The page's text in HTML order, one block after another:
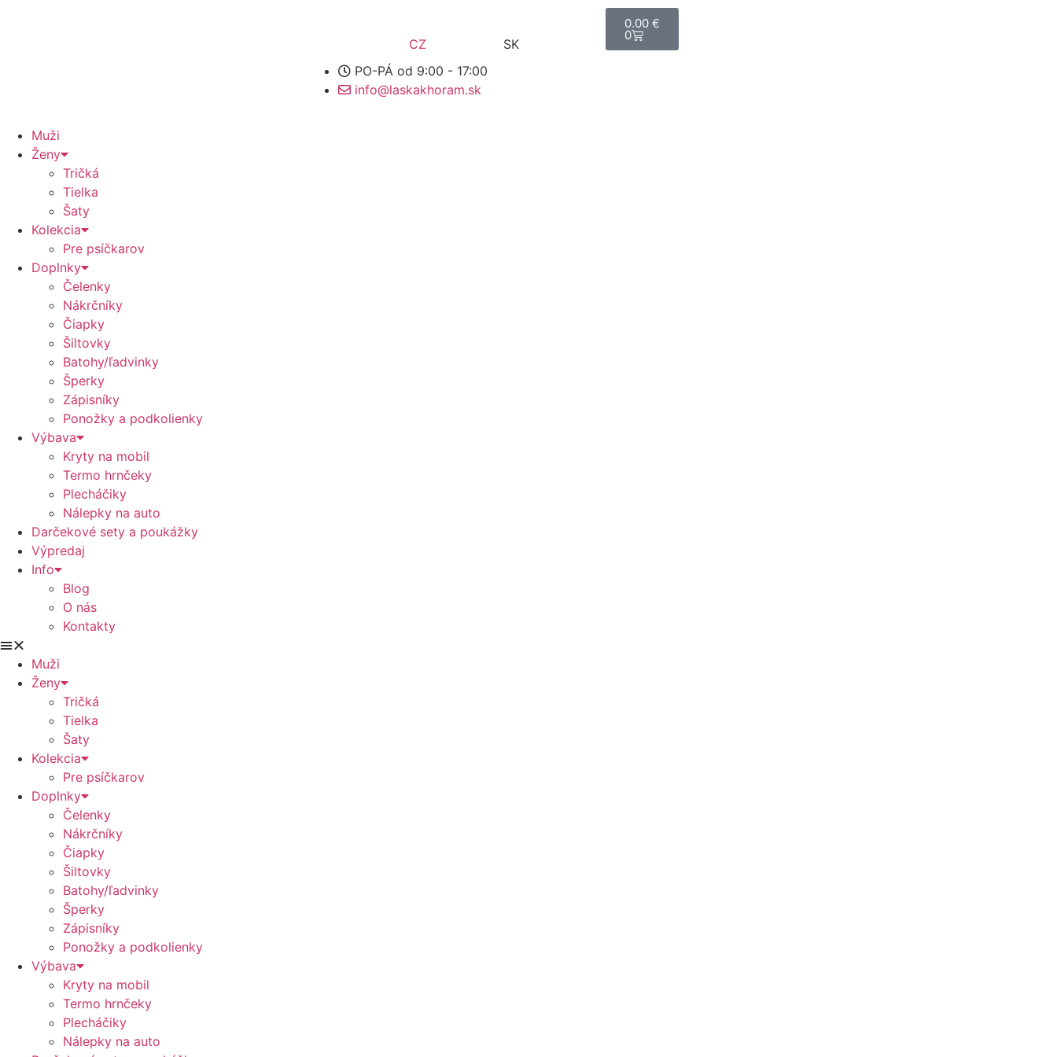
CZ
SK
PO-PÁ od 9:00 - 17:00
info@laskakhoram.sk
0.00 €
0
Muži
Ženy
Tričká
Tielka
Šaty
Kolekcia
Pre psíčkarov
Doplnky
Čelenky
Nákrčníky
Čiapky
Šiltovky
Batohy/ľadvinky
Šperky
Zápisníky
Ponožky a podkolienky
Výbava
Kryty na mobil
Termo hrnčeky
Plecháčiky
Nálepky na auto
Darčekové sety a poukážky
Výpredaj
Info
Blog
O nás
Kontakty
Muži
Ženy
Tričká
Tielka
Šaty
Kolekcia
Pre psíčkarov
Doplnky
Čelenky
Nákrčníky
Čiapky
Šiltovky
Batohy/ľadvinky
Šperky
Zápisníky
Ponožky a podkolienky
Výbava
Kryty na mobil
Termo hrnčeky
Plecháčiky
Nálepky na auto